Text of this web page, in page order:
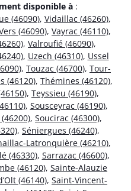
disponible à :
(46090), Vidaillac (46260),
(46090), Vayrac (46110),
, Valroufié (46090),
, Uzech (46310), Ussel
, Touzac (46700), Tour-
(46120), Thémines (46120),
, Teyssieu (46190),
, Sousceyrac (46190),
, Soucirac (46300),
, Séniergues (46240),
Latronquière (46210),
(46330), Sarrazac (46600),
(46120), Sainte-Alauzie
(46140), Saint-Vincent-